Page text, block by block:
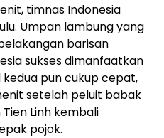
timnas Indonesia
Umpan lambung yang
barisan
sukses dimanfaatkan
kedua pun cukup cepat,
setelah peluit babak
Linh kembali
pojok.